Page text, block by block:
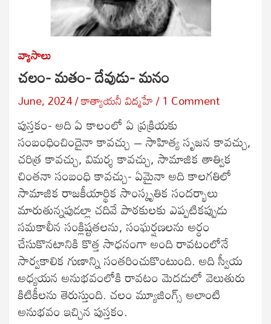
వ్యాసాలు
చలం- మతం- దేవుడు- మనం
June, 2024 కాత్యాయనీ విద్మహే 1 Comment
పుస్తకం- అది ఏ కాలంలో ఏ ప్రక్రియకు
సంబంధించిందైనా కావచ్చు – సాహిత్య సృజన కావచ్చు,
చరిత్ర కావచ్చు, విమర్శ కావచ్చు, సామాజిక తాత్విక
చింతనా సంబంధి కావచ్చు- ఏమైనా అది కాలగతిలో
సామాజిక రాజకీయార్థిక సాంస్కృతిక సందర్భాలు
మారుతున్నపుడల్లా చదివే పాఠకులకు ఎప్పటికప్పుడు
సమకాలీన సంక్లిష్టతలను, సంఘర్షణలను అర్ధం
చేసుకొనటానికి కొత్త సాధనంగా అంది రావటంలోనే
సార్వకాలిక గుణాన్ని సంతరించుకొంటుంది. అది స్వీయ
అధ్యయన అనుభవంలోకి రావటం మెదడులో వెలుతురు
కిటికీలను తెరుస్తుంది. చలం మ్యూజింగ్స్ అలాంటి
అనుభవం ఇచ్చిన పుస్తకం.